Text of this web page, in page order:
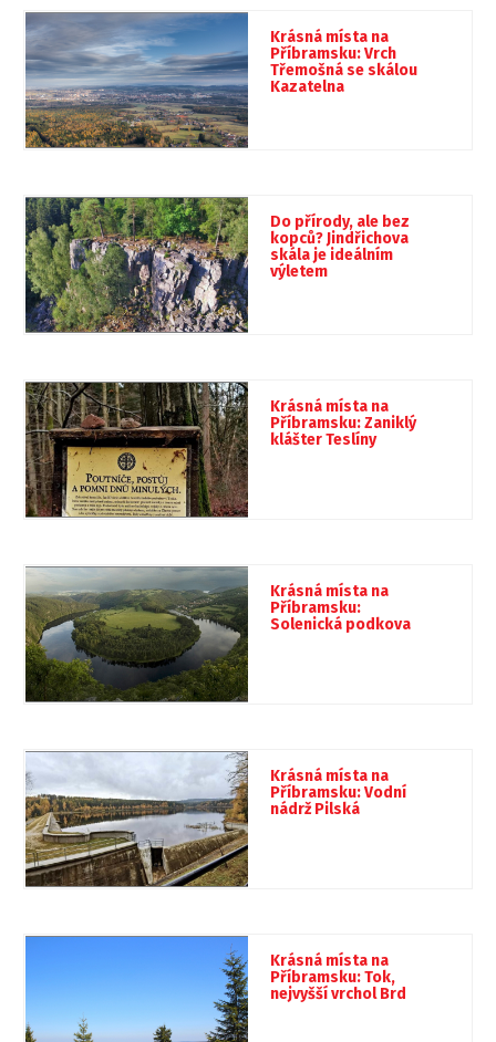
Krásná místa na
Příbramsku: Vrch
Třemošná se skálou
Kazatelna
Do přírody, ale bez
kopců? Jindřichova
skála je ideálním
výletem
Krásná místa na
Příbramsku: Zaniklý
klášter Teslíny
Krásná místa na
Příbramsku:
Solenická podkova
Krásná místa na
Příbramsku: Vodní
nádrž Pilská
Krásná místa na
Příbramsku: Tok,
nejvyšší vrchol Brd